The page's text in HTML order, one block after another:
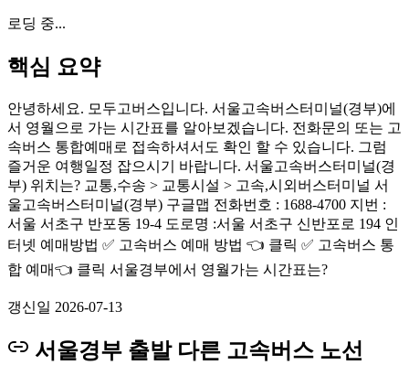
로딩 중...
핵심 요약
안녕하세요. 모두고버스입니다. 서울고속버스터미널(경부)에
서 영월으로 가는 시간표를 알아보겠습니다. 전화문의 또는 고
속버스 통합예매로 접속하셔서도 확인 할 수 있습니다. 그럼
즐거운 여행일정 잡으시기 바랍니다. 서울고속버스터미널(경
부) 위치는? 교통,수송 > 교통시설 > 고속,시외버스터미널 서
울고속버스터미널(경부) 구글맵 전화번호 : 1688-4700 지번 :
서울 서초구 반포동 19-4 도로명 :서울 서초구 신반포로 194 인
터넷 예매방법 ✅ 고속버스 예매 방법 👈 클릭 ✅ 고속버스 통
합 예매👈 클릭 서울경부에서 영월가는 시간표는?
갱신일 2026-07-13
서울경부 출발 다른 고속버스 노선